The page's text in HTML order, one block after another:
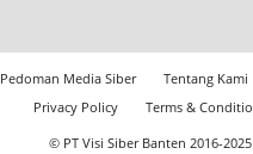
Pedoman Media Siber Tentang Kami
Privacy Policy
Terms &
© PT Visi Siber Banten 2016-2025